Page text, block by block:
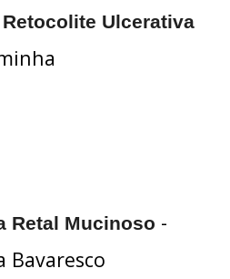
Ulcerativa
Retal Mucinoso -
Bavaresco